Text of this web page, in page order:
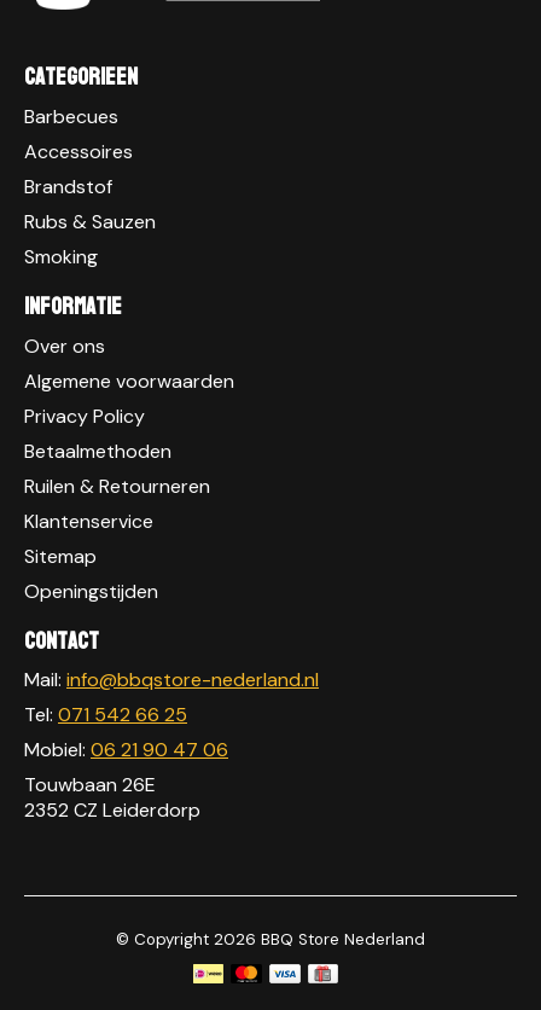
Categorieen
Barbecues
Accessoires
Brandstof
Rubs & Sauzen
Smoking
Informatie
Over ons
Algemene voorwaarden
Privacy Policy
Betaalmethoden
Ruilen & Retourneren
Klantenservice
Sitemap
Openingstijden
Contact
Mail: info@bbqstore-nederland.nl
Tel: 071 542 66 25
Mobiel: 06 21 90 47 06
Touwbaan 26E
2352 CZ Leiderdorp
© Copyright 2026 BBQ Store Nederland